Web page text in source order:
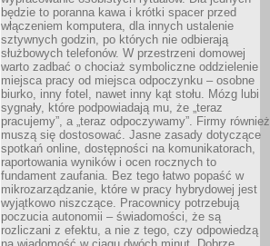
będzie to poranna kawa i krótki spacer przed
włączeniem komputera, dla innych ustalenie
sztywnych godzin, po których nie odbierają
służbowych telefonów. W przestrzeni domowej
warto zadbać o chociaż symboliczne oddzielenie
miejsca pracy od miejsca odpoczynku – osobne
biurko, inny fotel, nawet inny kąt stołu. Mózg lubi
sygnały, które podpowiadają mu, że „teraz
pracujemy”, a „teraz odpoczywamy”. Firmy również
muszą się dostosować. Jasne zasady dotyczące
spotkań online, dostępności na komunikatorach,
raportowania wyników i ocen rocznych to
fundament zaufania. Bez tego łatwo popaść w
mikrozarządzanie, które w pracy hybrydowej jest
wyjątkowo niszczące. Pracownicy potrzebują
poczucia autonomii – świadomości, że są
rozliczani z efektu, a nie z tego, czy odpowiedzą